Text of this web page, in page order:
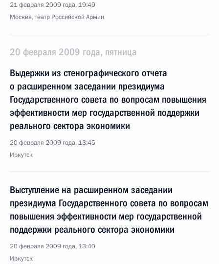
21 февраля 2009 года, 19:49
Москва, театр Российской Армии
20 февраля 2009 года, пятница
Выдержки из стенографического отчета
о расширенном заседании президиума
Государственного совета по вопросам повышения
эффективности мер государственной поддержки
реального сектора экономики
20 февраля 2009 года, 13:45
Иркутск
Выступление на расширенном заседании
президиума Государственного совета по вопросам
повышения эффективности мер государственной
поддержки реального сектора экономики
20 февраля 2009 года, 13:40
Иркутск